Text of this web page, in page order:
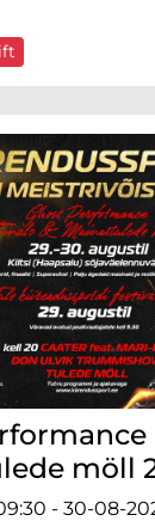
möll
- 30-08-